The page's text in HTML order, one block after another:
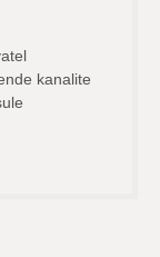
kanalite